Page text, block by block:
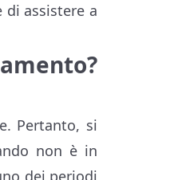
di assistere a
Pertanto, si
non è in
dei periodi